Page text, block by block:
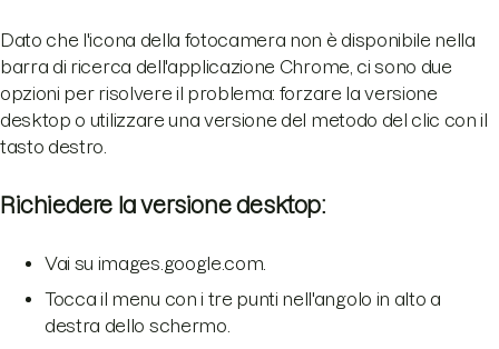
Dato che l'icona della fotocamera non è disponibile nella
barra di ricerca dell'applicazione Chrome, ci sono due
opzioni per risolvere il problema: forzare la versione
desktop o utilizzare una versione del metodo del clic con il
tasto destro.
Richiedere la versione desktop:
Vai su images.google.com.
Tocca il menu con i tre punti nell'angolo in alto a
destra dello schermo.